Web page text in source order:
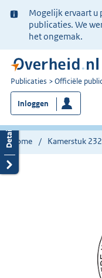
Ter
informatie:
Mogelijk ervaart u
publicaties. We
het ongemak.
U
bent
nu
hier:
Publicaties Officiële
Inloggen
Home Kamerstuk